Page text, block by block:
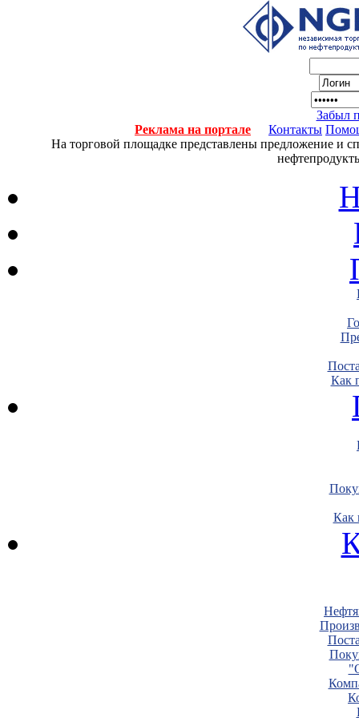
Забыл
Реклама на портале
Контакты
На торговой площадке представлены предложение и
Как
Как